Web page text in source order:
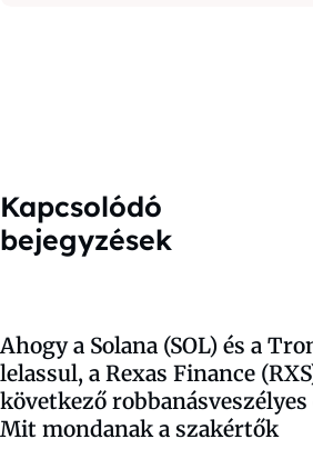
Kapcsolódó
bejegyzések
Ahogy a Solana (SOL) és a
lelassul, a Rexas Finance
következő robbanásveszélyes
Mit mondanak a szakértők